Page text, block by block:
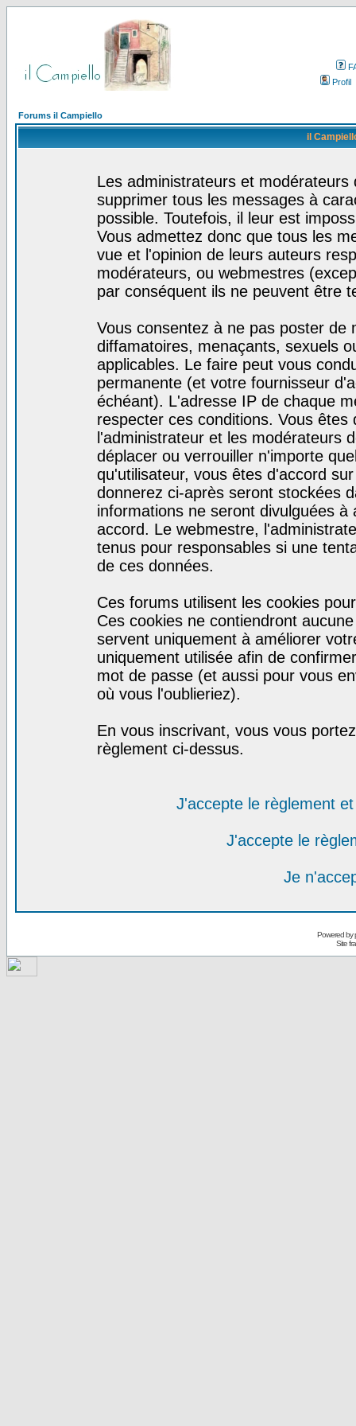
Profil
Forums il Campiello
il
Les administrateurs et
supprimer tous les messages à
possible. Toutefois, il leur est
Vous admettez donc que tous les
vue et l'opinion de leurs auteurs
modérateurs, ou webmestres
par conséquent ils ne peuvent être
Vous consentez à ne pas poster de
diffamatoires, menaçants, sexuels
applicables. Le faire peut vous
permanente (et votre fournisseur
échéant). L'adresse IP de chaque
respecter ces conditions. Vous
l'administrateur et les modérateurs
déplacer ou verrouiller n'importe
qu'utilisateur, vous êtes d'accord
donnerez ci-après seront stockées
informations ne seront divulguées
accord. Le webmestre,
tenus pour responsables si une
de ces données.
Ces forums utilisent les cookies
Ces cookies ne contiendront
servent uniquement à améliorer
uniquement utilisée afin de
mot de passe (et aussi pour vous
où vous l'oublieriez).
En vous inscrivant, vous vous
règlement ci-dessus.
J'accepte le règlement
J'accepte le
Je
Powered by
Site